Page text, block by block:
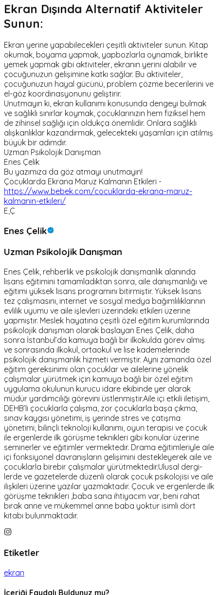
Ekran Dışında Alternatif Aktiviteler
Sunun:
Ekran yerine yapabilecekleri çeşitli aktiviteler sunun. Kitap
okumak, boyama yapmak, yapbozlarla oynamak, birlikte
yemek yapmak gibi aktiviteler, ekranın yerini alabilir ve
çocuğunuzun gelişimine katkı sağlar. Bu aktiviteler,
çocuğunuzun hayal gücünü, problem çözme becerilerini ve
el-göz koordinasyonunu geliştirir.
Unutmayın ki, ekran kullanımı konusunda dengeyi bulmak
ve sağlıklı sınırlar koymak, çocuklarınızın hem fiziksel hem
de zihinsel sağlığı için oldukça önemlidir. Onlara sağlıklı
alışkanlıklar kazandırmak, gelecekteki yaşamları için atılmış
büyük bir adımdır.
Uzman Psikolojik Danışman
Enes Çelik
Bu yazımıza da göz atmayı unutmayın!
Çocuklarda Ekrana Maruz Kalmanın Etkileri -
https://www.bebek.com/cocuklarda-ekrana-maruz-
kalmanin-etkileri/
E,Ç
Enes Çelik
Uzman Psikolojik Danışman
Enes Çelik, rehberlik ve psikolojik danışmanlık alanında
lisans eğitimini tamamladıktan sonra, aile danışmanlığı ve
eğitimi yüksek lisans programını bitirmiştir. Yüksek lisans
tez çalışmasını, internet ve sosyal medya bağımlılıklarının
evlilik uyumu ve aile işlevleri üzerindeki etkileri üzerine
yapmıştır. Meslek hayatına çeşitli özel eğitim kurumlarında
psikolojik danışman olarak başlayan Enes Çelik, daha
sonra İstanbul’da kamuya bağlı bir ilkokulda görev almış
ve sonrasında ilkokul, ortaokul ve lise kademelerinde
psikolojik danışmanlık hizmeti vermiştir. Aynı zamanda özel
eğitim gereksinimi olan çocuklar ve ailelerine yönelik
çalışmalar yürütmek için kamuya bağlı bir özel eğitim
uygulama okulunun kurucu idare ekibinde yer alarak
müdür yardımcılığı görevini üstlenmiştir. ​Aile içi etkili iletişim,
DEHB’li çocuklarla çalışma, zor çocuklarla başa çıkma,
sınav kaygısı yönetimi, iş yerinde stres ve çatışma
yönetimi, bilinçli teknoloji kullanımı, oyun terapisi ve çocuk
ile ergenlerde ilk görüşme teknikleri gibi konular üzerine
seminerler ve eğitimler vermektedir. Drama eğitimleriyle aile
içi fonksiyonel davranışların gelişimini destekleyerek aile ve
çocuklarla birebir çalışmalar yürütmektedir.​ Ulusal dergi-
lerde ve gazetelerde düzenli olarak çocuk psikolojisi ve aile
ilişkileri üzerine yazılar yazmaktadır. Çocuk ve ergenlerde ilk
görüşme teknikleri ,baba sana ihtiyacım var, beni rahat
bırak anne ve mükemmel anne baba yoktur isimli dört
kitabı bulunmaktadır.
Etiketler
ekran
İçeriği Faydalı Buldunuz mu?